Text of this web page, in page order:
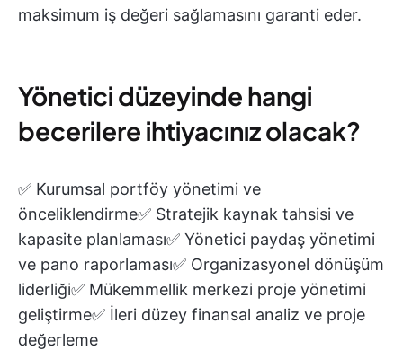
maksimum iş değeri sağlamasını garanti eder.
Yönetici düzeyinde hangi
becerilere ihtiyacınız olacak?
✅ Kurumsal portföy yönetimi ve
önceliklendirme✅ Stratejik kaynak tahsisi ve
kapasite planlaması✅ Yönetici paydaş yönetimi
ve pano raporlaması✅ Organizasyonel dönüşüm
liderliği✅ Mükemmellik merkezi proje yönetimi
geliştirme✅ İleri düzey finansal analiz ve proje
değerleme